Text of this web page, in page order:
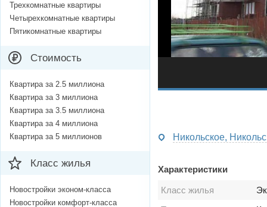
Никольское,
Характеристики
Класс жилья
Трехкомнатные квартиры
Четырехкомнатные квартиры
Пятикомнатные квартиры
Стоимость
Квартира за 2.5 миллиона
Квартира за 3 миллиона
Квартира за 3.5 миллиона
Квартира за 4 миллиона
Квартира за 5 миллионов
Класс жилья
Новостройки эконом-класса
Новостройки комфорт-класса